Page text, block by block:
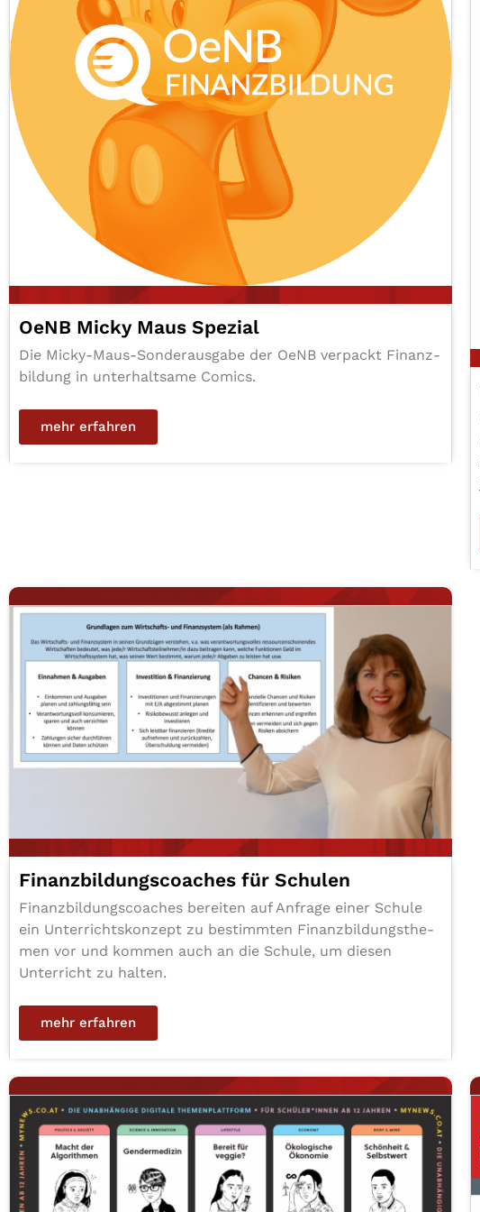
OeNB Micky Maus Spezial
Die Micky-Maus-Son­der­aus­ga­be der OeNB verpackt Finanz­
bil­dung in unter­halt­sa­me Comics.
mehr erfahren
Finanz­bil­dungs­coa­ches für Schulen
Finanz­bil­dungs­coa­ches bereiten auf Anfrage einer Schule
ein Unter­richts­kon­zept zu bestimm­ten Finanz­bil­dungs­the­
men vor und kommen auch an die Schule, um diesen
Unter­richt zu halten.
mehr erfahren